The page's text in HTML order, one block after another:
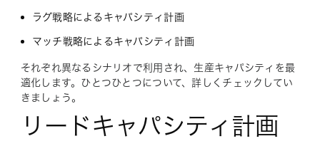
ラグ戦略によるキャパシティ計画
マッチ戦略によるキャパシティ計画
それぞれ異なるシナリオで利用され、生産キャパシティを最
適化します。ひとつひとつについて、詳しくチェックしてい
きましょう。
リードキャパシティ計画